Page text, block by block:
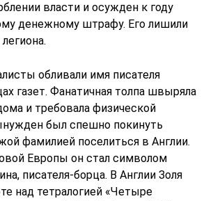
власти и осужден к году
денежному штрафу. Его лишили
обливали имя писателя
газет. Фанатичная толпа швыряла
и требовала физической
был спешно покинуть
фамилией поселиться в Англии.
Европы он стал символом
писателя-борца. В Англии Золя
над тетралогией «Четыре